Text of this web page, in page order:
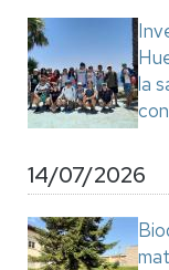
la
14/07/2026